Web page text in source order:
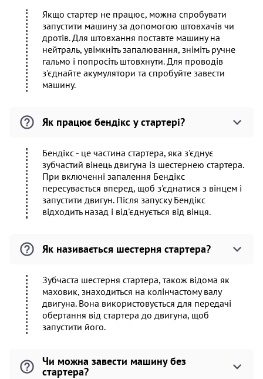
Якщо стартер не працює, можна спробувати
запустити машину за допомогою штовхачів чи
дротів. Для штовхання поставте машину на
нейтраль, увімкніть запалювання, зніміть ручне
гальмо і попросіть штовхнути. Для проводів
з'єднайте акумулятори та спробуйте завести
машину.
Як працює бендікс у стартері?
Бендікс - це частина стартера, яка з'єднує
зубчастий вінець двигуна із шестернею стартера.
При включенні запалення Бендікс
пересувається вперед, щоб з'єднатися з вінцем і
запустити двигун. Після запуску Бендікс
відходить назад і від'єднується від вінця.
Як називається шестерня стартера?
Зубчаста шестерня стартера, також відома як
маховик, знаходиться на колінчастому валу
двигуна. Вона використовується для передачі
обертання від стартера до двигуна, щоб
запустити його.
Чи можна завести машину без
стартера?